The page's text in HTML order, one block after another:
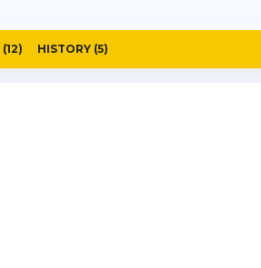
(12) HISTORY (5)